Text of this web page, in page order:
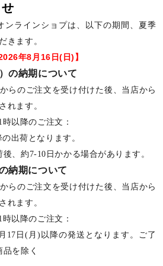
ンラインショプは、以下の期間、夏季
きます。
年8月16日(日)】
の納期について
らのご注文を受け付けた後、当店から
れます。
以降のご注文：
出荷となります。
、約7-10日かかる場合があります。
納期について
らのご注文を受け付けた後、当店から
れます。
以降のご注文：
17日(月)以降の発送となります。ご了
を除く